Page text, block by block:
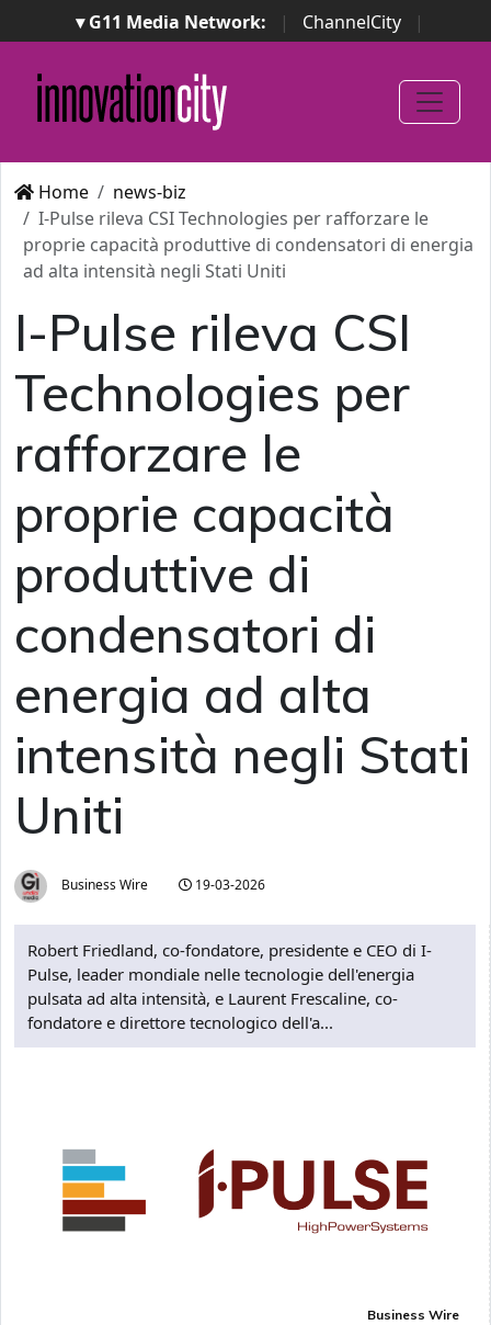
▾ G11 Media Network: | ChannelCity
|
ImpresaCity | SecurityOpenLab | Italian Channel
Awards
Italian Project Awards
Italian Security
Awards
Home
news-biz
I-Pulse rileva CSI Technologies per rafforzare le
proprie capacità produttive di condensatori di energia
ad alta intensità negli Stati Uniti
I-Pulse rileva CSI
Technologies per
rafforzare le
proprie capacità
produttive di
condensatori di
energia ad alta
intensità negli Stati
Uniti
Business Wire 19-03-2026
Robert Friedland, co-fondatore, presidente e CEO di I-
Pulse, leader mondiale nelle tecnologie dell'energia
pulsata ad alta intensità, e Laurent Frescaline, co-
fondatore e direttore tecnologico dell'a...
Business Wire